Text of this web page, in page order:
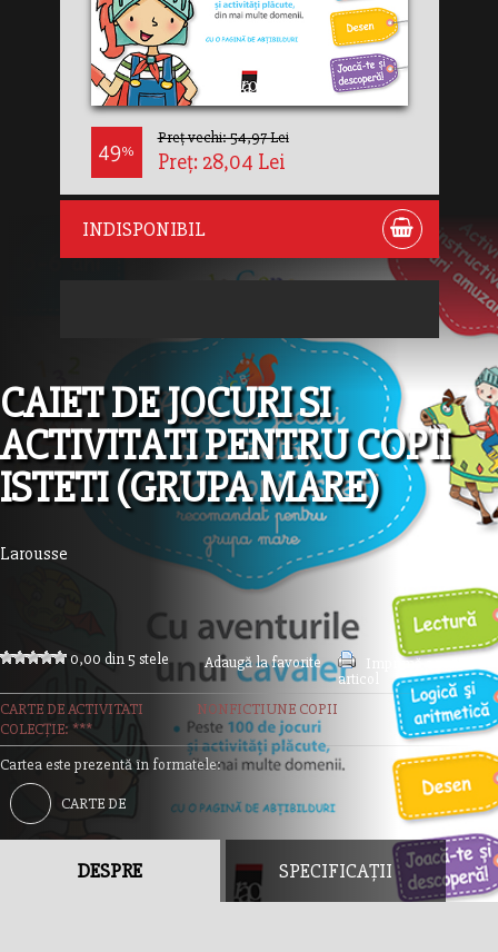
49%
Preț vechi: 54,97 Lei
Preț: 28,04 Lei
INDISPONIBIL
CAIET DE JOCURI SI
ACTIVITATI PENTRU COPII
ISTETI (GRUPA MARE)
Larousse
0,00 din 5 stele Adaugă la favorite
Imprimă acest
articol
CARTE DE ACTIVITATI
NONFICTIUNE COPII
COLECȚIE: ***
Cartea este prezentă în formatele:
CARTE DE
DESPRE SPECIFICAȚII